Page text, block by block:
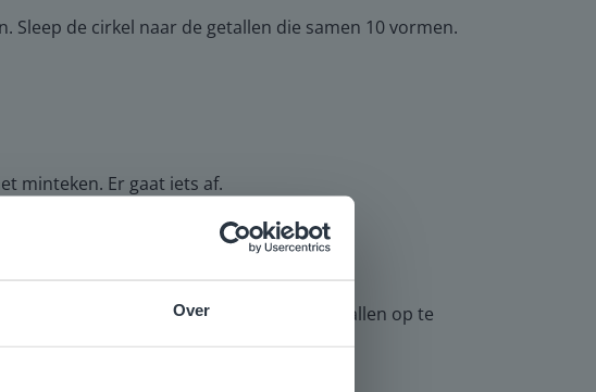
Over
de cirkel naar de getallen die samen 10 vormen.
minteken. Er gaat iets af.
welke stappen ze zetten om de getallen op te
locatie
website voor